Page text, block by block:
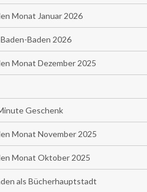
Monat Januar 2026
Baden 2026
Monat Dezember 2025
Geschenk
Monat November 2025
Monat Oktober 2025
als Bücherhauptstadt